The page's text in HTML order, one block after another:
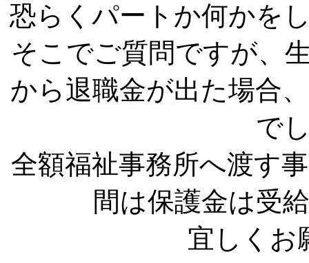
恐らくパートか何かを
そこでご質問ですが、
から退職金が出た場合
で
全額福祉事務所へ渡す
間は保護金は受
宜しくお